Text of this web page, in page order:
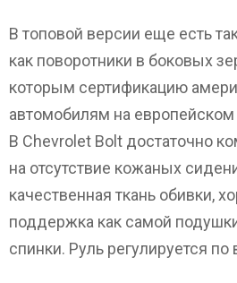
В топовой версии еще есть
как поворотники в боковых
которым сертификацию
автомобилям на
В Chevrolet Bolt достаточно
на отсутствие кожаных
качественная ткань обивки,
поддержка как самой
спинки. Руль регулируется